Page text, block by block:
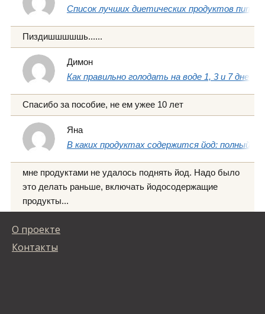
Список лучших диетических продуктов
Пиздишшшшшь......
Димон
Как правильно голодать на воде 1, 3 и 7 дней
Спасибо за пособие, не ем ужее 10 лет
Яна
В каких продуктах содержится йод: полный
мне продуктами не удалось поднять йод. Надо было
это делать раньше, включать йодосодержащие
продукты...
О проекте
Контакты